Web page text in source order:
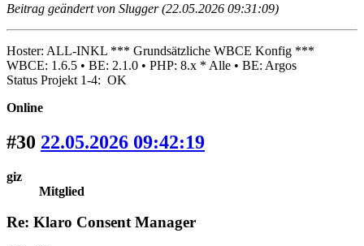
Beitrag geändert von Slugger (22.05.2026 09:31:09)
Hoster: ALL-INKL *** Grundsätzliche WBCE Konfig ***
WBCE: 1.6.5 • BE: 2.1.0 • PHP: 8.x * Alle • BE: Argos
Status Projekt 1-4: OK
Online
#30 22.05.2026 09:42:19
giz
Mitglied
Re: Klaro Consent Manager